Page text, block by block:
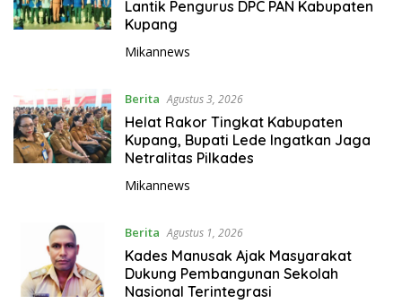
Lantik Pengurus DPC PAN Kabupaten
Kupang
Mikannews
Berita Agustus 3, 2026
Helat Rakor Tingkat Kabupaten
Kupang, Bupati Lede Ingatkan Jaga
Netralitas Pilkades
Mikannews
Berita Agustus 1, 2026
Kades Manusak Ajak Masyarakat
Dukung Pembangunan Sekolah
Nasional Terintegrasi